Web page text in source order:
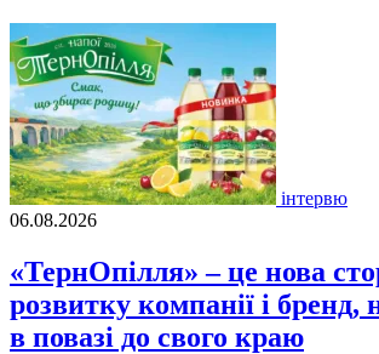
інтервю
06.08.2026
«ТернОпілля» – це нова
розвитку компанії і бренд,
в повазі до свого краю